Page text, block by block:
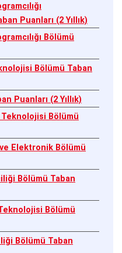
Puanları (2 Yıllık)
Bölümü
Bölümü Taban
Puanları (2 Yıllık)
Bölümü
Elektronik Bölümü
Bölümü Taban
Bölümü
Bölümü Taban